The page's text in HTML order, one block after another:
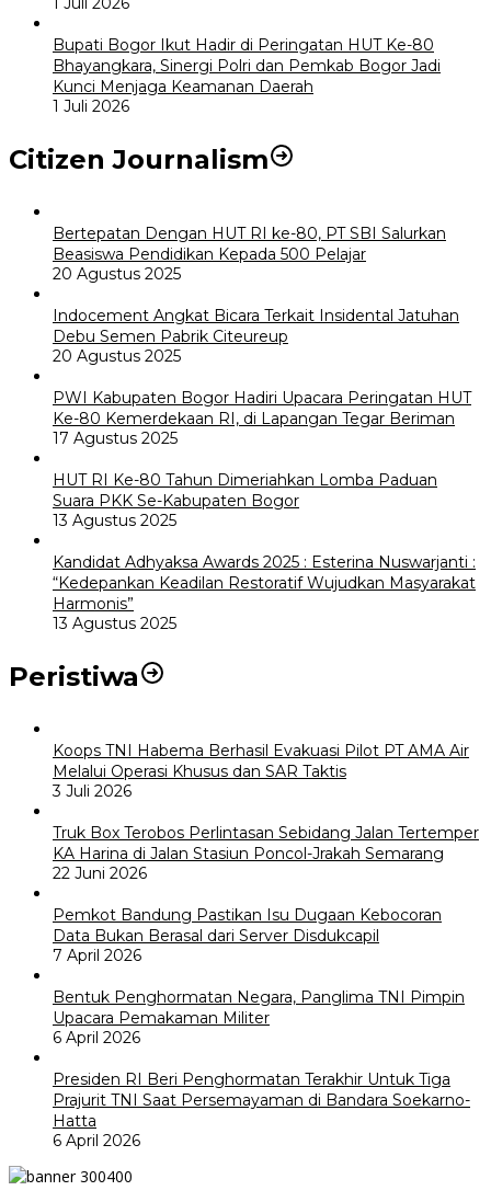
Bupati Bogor Ikut Hadir di Peringatan HUT Ke-80
Bhayangkara, Sinergi Polri dan Pemkab Bogor Jadi
Kunci Menjaga Keamanan Daerah
1 Juli 2026
Citizen Journalism
Bertepatan Dengan HUT RI ke-80, PT SBI Salurkan
Beasiswa Pendidikan Kepada 500 Pelajar
20 Agustus 2025
Indocement Angkat Bicara Terkait Insidental Jatuhan
Debu Semen Pabrik Citeureup
20 Agustus 2025
PWI Kabupaten Bogor Hadiri Upacara Peringatan HUT
Ke-80 Kemerdekaan RI, di Lapangan Tegar Beriman
17 Agustus 2025
HUT RI Ke-80 Tahun Dimeriahkan Lomba Paduan
Suara PKK Se-Kabupaten Bogor
13 Agustus 2025
Kandidat Adhyaksa Awards 2025 : Esterina Nuswarjanti :
“Kedepankan Keadilan Restoratif Wujudkan Masyarakat
Harmonis”
13 Agustus 2025
Peristiwa
Koops TNI Habema Berhasil Evakuasi Pilot PT AMA Air
Melalui Operasi Khusus dan SAR Taktis
3 Juli 2026
Truk Box Terobos Perlintasan Sebidang Jalan Tertemper
KA Harina di Jalan Stasiun Poncol-Jrakah Semarang
22 Juni 2026
Pemkot Bandung Pastikan Isu Dugaan Kebocoran
Data Bukan Berasal dari Server Disdukcapil
7 April 2026
Bentuk Penghormatan Negara, Panglima TNI Pimpin
Upacara Pemakaman Militer
6 April 2026
Presiden RI Beri Penghormatan Terakhir Untuk Tiga
Prajurit TNI Saat Persemayaman di Bandara Soekarno-
Hatta
6 April 2026